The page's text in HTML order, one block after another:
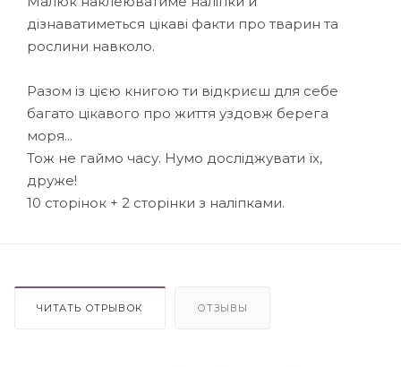
дізнаватиметься цікаві факти про тварин та
рослини навколо.
Разом із цією книгою ти відкриєш для себе
багато цікавого про життя уздовж берега
моря...
Тож не гаймо часу. Нумо досліджувати їх,
друже!
10 сторінок + 2 сторінки з наліпками.
ЧИТАТЬ ОТРЫВОК ОТЗЫВЫ